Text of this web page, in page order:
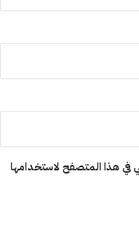
في هذا المتصفح لاستخدامها